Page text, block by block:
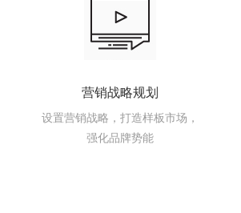
营销战略规划
设置营销战略，打造样板市场，
强化品牌势能